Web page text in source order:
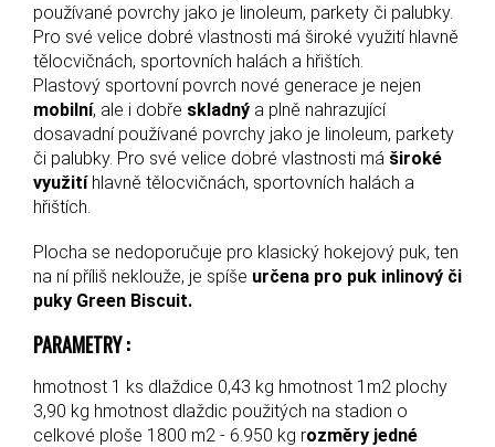
používané povrchy jako je linoleum, parkety či palubky.
Pro své velice dobré vlastnosti má široké využití hlavně
tělocvičnách, sportovních halách a hřištích.
Plastový sportovní povrch nové generace je nejen
mobilní, ale i dobře skladný a plně nahrazující
dosavadní používané povrchy jako je linoleum, parkety
či palubky. Pro své velice dobré vlastnosti má široké
využitíhlavně tělocvičnách, sportovních halách a
hřištích.
Plocha se nedoporučuje pro klasický hokejový puk, ten
na ní příliš neklouže, je spíše určena pro puk inlinový či
puky Green Biscuit.
PARAMETRY :
hmotnost 1 ks dlaždice 0,43 kg hmotnost 1m2 plochy
3,90 kg hmotnost dlaždic použitých na stadion o
celkové ploše 1800 m2 - 6.950 kg rozměry jedné